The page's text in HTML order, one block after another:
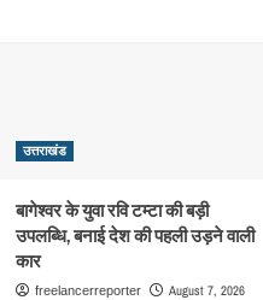
उत्तराखंड
बागेश्वर के युवा रवि टम्टा की बड़ी
उपलब्धि, बनाई देश की पहली उड़ने वाली
कार
freelancerreporter August 7, 2026